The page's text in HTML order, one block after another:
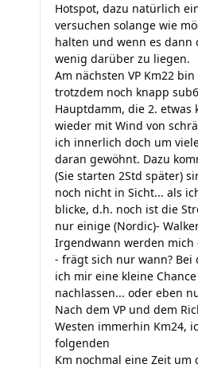
Hotspot, dazu natürlich
versuchen solange wie
halten und wenn es
wenig darüber zu liegen.
Am nächsten VP Km22
trotzdem noch knapp
Hauptdamm, die 2.
wieder mit Wind von
ich innerlich doch um
daran gewöhnt. Dazu
(Sie starten 2Std später)
noch nicht in Sicht... als
blicke, d.h. noch ist die
nur einige (Nordic)-
Irgendwann werden
- frägt sich nur wann? Bei
ich mir eine kleine
nachlassen... oder eben
Nach dem VP und dem
Westen immerhin Km24,
folgenden
Km nochmal eine Zeit um